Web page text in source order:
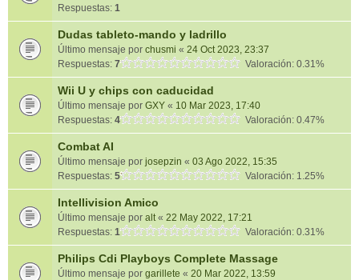
Respuestas: 1
Dudas tableto-mando y ladrillo
Último mensaje por chusmi « 24 Oct 2023, 23:37
Respuestas: 7 Valoración: 0.31%
Wii U y chips con caducidad
Último mensaje por GXY « 10 Mar 2023, 17:40
Respuestas: 4 Valoración: 0.47%
Combat AI
Último mensaje por josepzin « 03 Ago 2022, 15:35
Respuestas: 5 Valoración: 1.25%
Intellivision Amico
Último mensaje por alt« 22 May 2022, 17:21
Respuestas: 1 Valoración: 0.31%
Philips Cdi Playboys Complete Massage
Último mensaje por garillete « 20 Mar 2022, 13:59